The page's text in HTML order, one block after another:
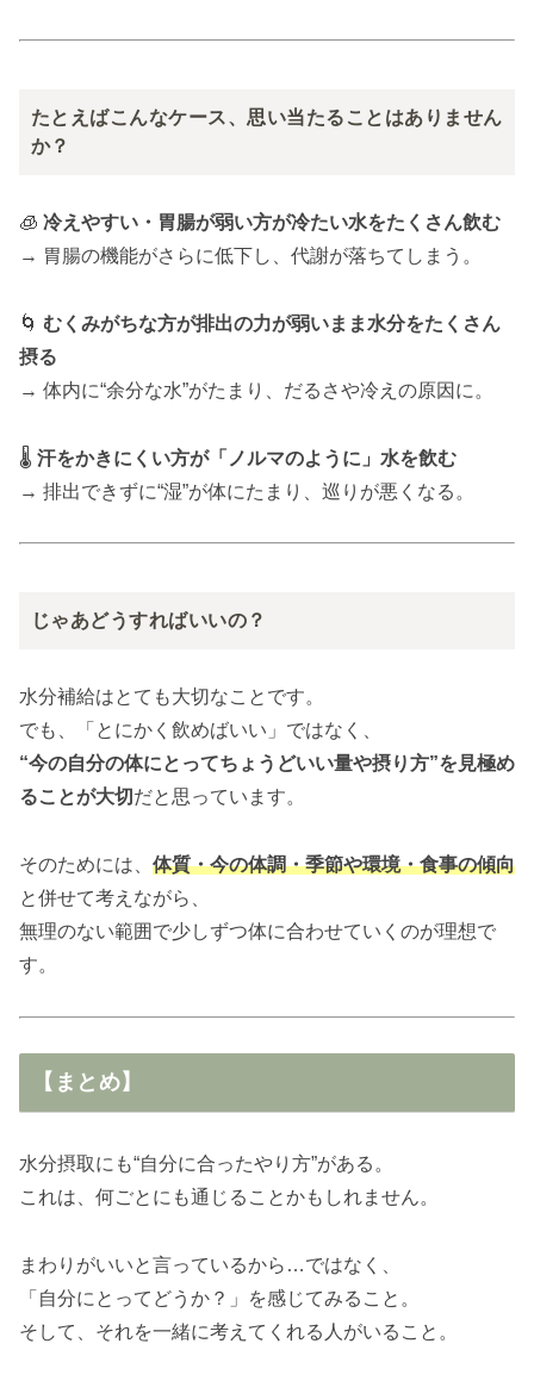
たとえばこんなケース、思い当たることはありません
か？
🧊 冷えやすい・胃腸が弱い方が冷たい水をたくさん飲む
→ 胃腸の機能がさらに低下し、代謝が落ちてしまう。
🌀 むくみがちな方が排出の力が弱いまま水分をたくさん
摂る
→ 体内に“余分な水”がたまり、だるさや冷えの原因に。
🌡️ 汗をかきにくい方が「ノルマのように」水を飲む
→ 排出できずに“湿”が体にたまり、巡りが悪くなる。
じゃあどうすればいいの？
水分補給はとても大切なことです。
でも、「とにかく飲めばいい」ではなく、
“今の自分の体にとってちょうどいい量や摂り方”を見極め
ることが大切 だと思っています。
そのためには、 体質・今の体調・季節や環境・食事の傾向
と併せて考えながら、
無理のない範囲で少しずつ体に合わせていくのが理想で
す。
【まとめ】
水分摂取にも“自分に合ったやり方”がある。
これは、何ごとにも通じることかもしれません。
まわりがいいと言っているから…ではなく、
「自分にとってどうか？」を感じてみること。
そして、それを一緒に考えてくれる人がいること。